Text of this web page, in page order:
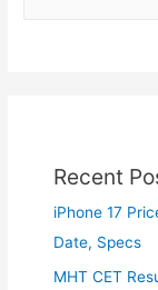
Recent
iPhone 17
Date, Specs
MHT CET